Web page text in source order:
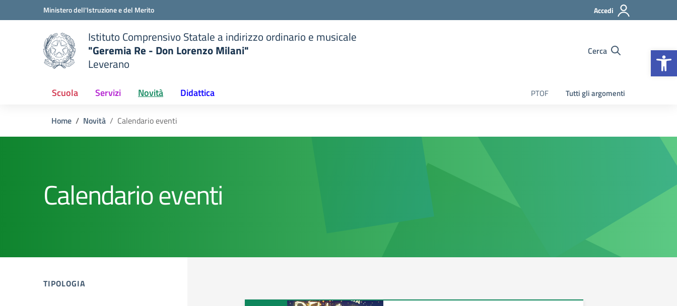
Vai ai contenuti
Vai al menu di navigazioneMinistero dell'Istruzione e del Merito Accedi
Istituto Comprensivo Statale a indirizzo ordinario e musicale
"Geremia Re - Don Lorenzo Milani"
Leverano
Cerca
Scuola Servizi Novità Didattica PTOF Tutti gli argomenti
Home Novità Calendario eventi
Calendario eventi
TIPOLOGIA